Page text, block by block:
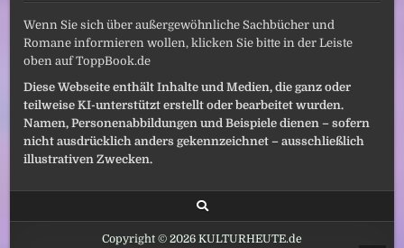
Wenn Sie sich über außergewöhnliche Sachbücher und
Romane informieren wollen, klicken Sie bitte in der Leiste
oben auf ToppBook.de
Diese Webseite enthält Inhalte und Medien, die ganz oder
teilweise KI-unterstützt erstellt oder bearbeitet wurden.
Namen, Personenabbildungen und Beispiele dienen – sofern
nicht ausdrücklich anders gekennzeichnet – ausschließlich
illustrativen Zwecken.
Copyright © 2026 KULTURHEUTE.de